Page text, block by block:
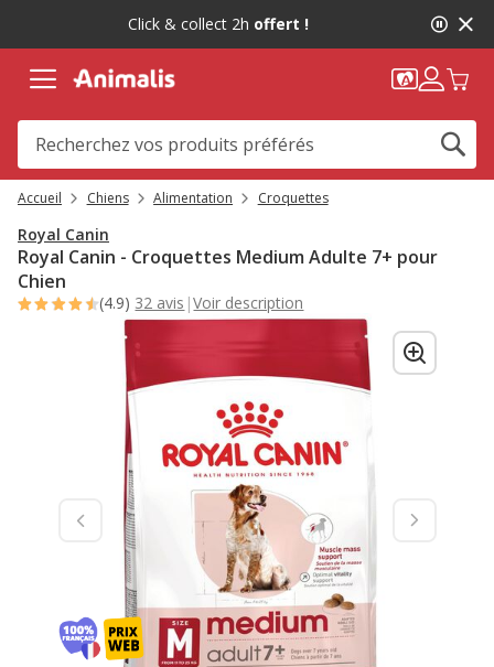
message,
Click & collect 2h offert !
Accueil Chiens Alimentation Croquettes
Royal Canin
Royal Canin - Croquettes Medium Adulte 7+ pour
Chien
(4.9) 32 avis |Voir description